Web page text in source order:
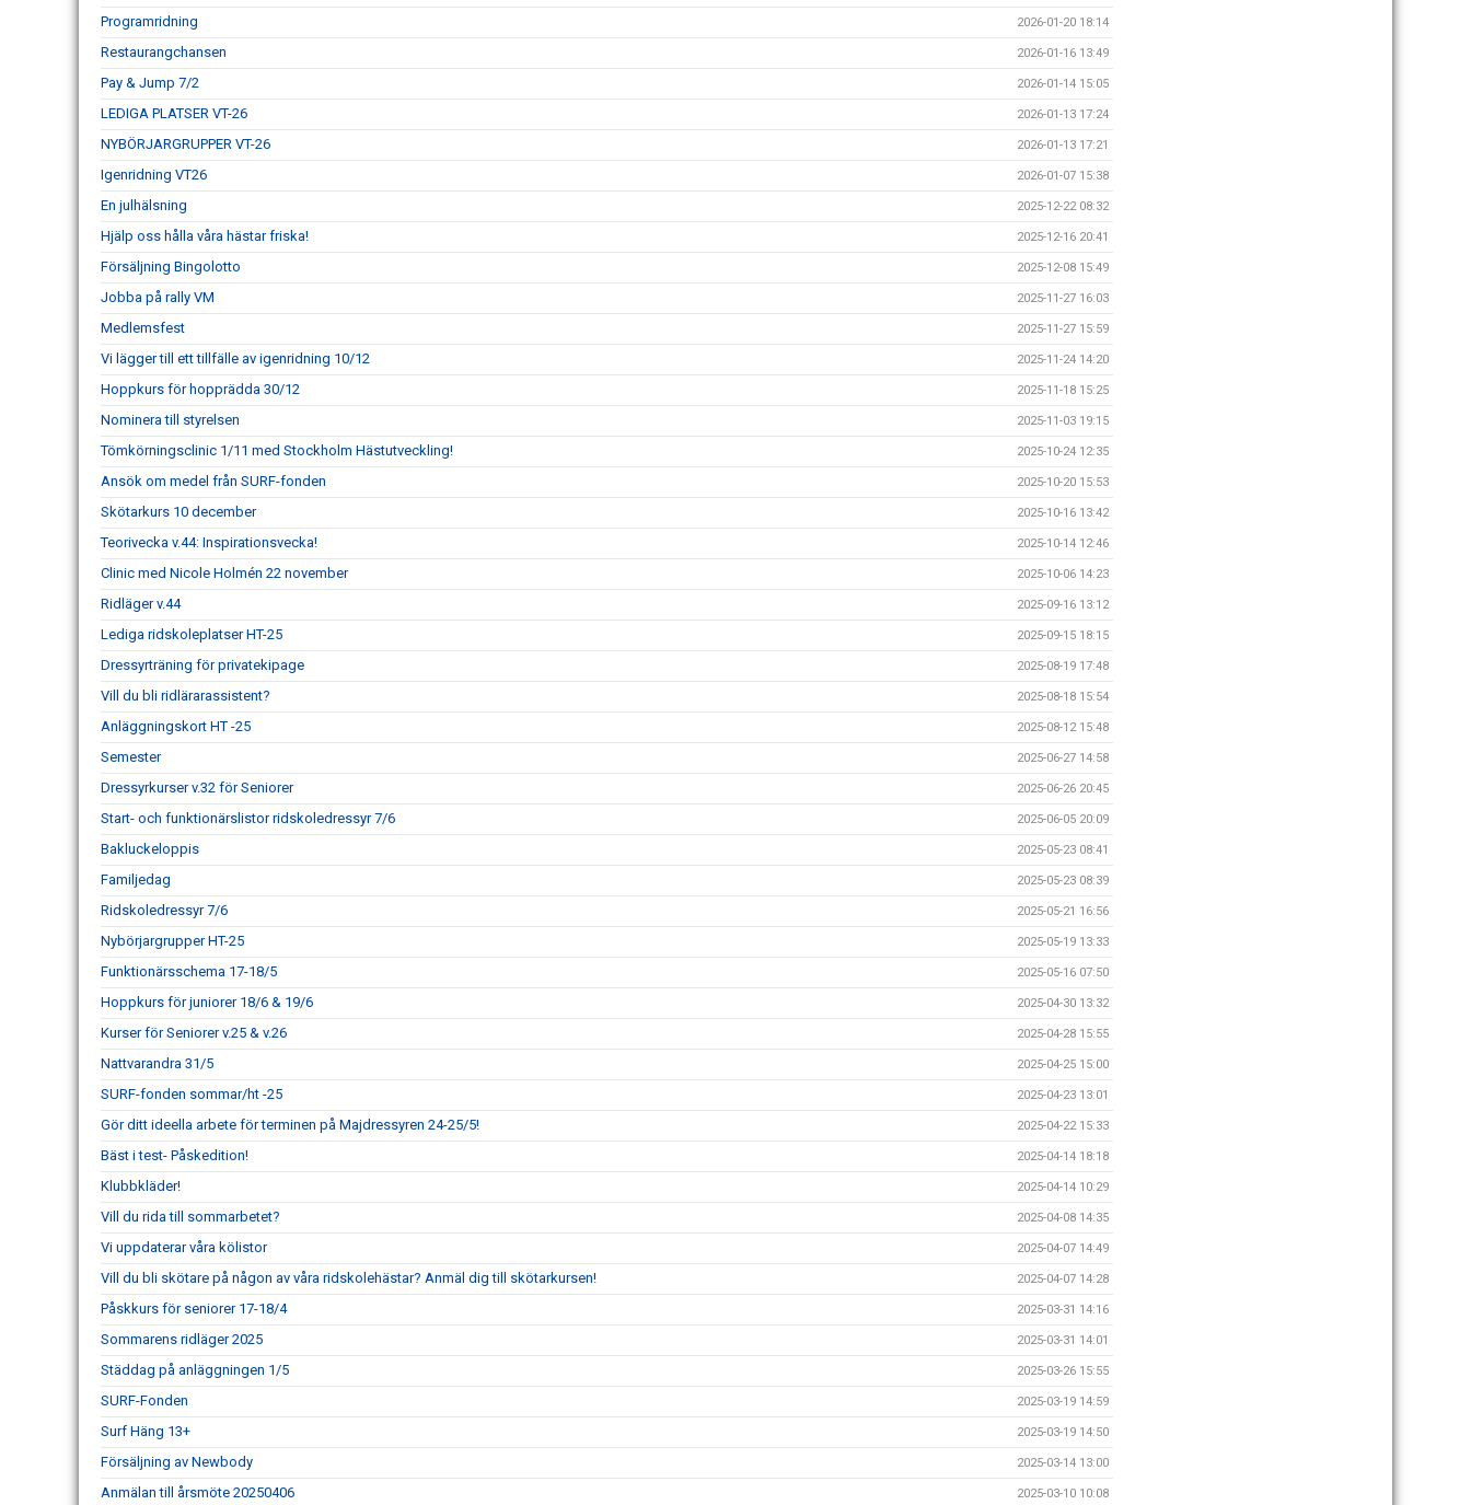
Programridning 2026-01-20 18:14
Restaurangchansen 2026-01-16 13:49
Pay & Jump 7/2 2026-01-14 15:05
LEDIGA PLATSER VT-26 2026-01-13 17:24
NYBÖRJARGRUPPER VT-26 2026-01-13 17:21
Igenridning VT26 2026-01-07 15:38
En julhälsning 2025-12-22 08:32
Hjälp oss hålla våra hästar friska! 2025-12-16 20:41
Försäljning Bingolotto 2025-12-08 15:49
Jobba på rally VM 2025-11-27 16:03
Medlemsfest 2025-11-27 15:59
Vi lägger till ett tillfälle av igenridning 10/12 2025-11-24 14:20
Hoppkurs för hopprädda 30/12 2025-11-18 15:25
Nominera till styrelsen 2025-11-03 19:15
Tömkörningsclinic 1/11 med Stockholm Hästutveckling! 2025-10-24 12:35
Ansök om medel från SURF-fonden 2025-10-20 15:53
Skötarkurs 10 december 2025-10-16 13:42
Teorivecka v.44: Inspirationsvecka! 2025-10-14 12:46
Clinic med Nicole Holmén 22 november 2025-10-06 14:23
Ridläger v.44 2025-09-16 13:12
Lediga ridskoleplatser HT-25 2025-09-15 18:15
Dressyrträning för privatekipage 2025-08-19 17:48
Vill du bli ridlärarassistent? 2025-08-18 15:54
Anläggningskort HT -25 2025-08-12 15:48
Semester 2025-06-27 14:58
Dressyrkurser v.32 för Seniorer 2025-06-26 20:45
Start- och funktionärslistor ridskoledressyr 7/6 2025-06-05 20:09
Bakluckeloppis 2025-05-23 08:41
Familjedag 2025-05-23 08:39
Ridskoledressyr 7/6 2025-05-21 16:56
Nybörjargrupper HT-25 2025-05-19 13:33
Funktionärsschema 17-18/5 2025-05-16 07:50
Hoppkurs för juniorer 18/6 & 19/6 2025-04-30 13:32
Kurser för Seniorer v.25 & v.26 2025-04-28 15:55
Nattvarandra 31/5 2025-04-25 15:00
SURF-fonden sommar/ht -25 2025-04-23 13:01
Gör ditt ideella arbete för terminen på Majdressyren 24-25/5! 2025-04-22 15:33
Bäst i test- Påskedition! 2025-04-14 18:18
Klubbkläder! 2025-04-14 10:29
Vill du rida till sommarbetet? 2025-04-08 14:35
Vi uppdaterar våra kölistor 2025-04-07 14:49
Vill du bli skötare på någon av våra ridskolehästar? Anmäl dig till skötarkursen! 2025-04-07 14:28
Påskkurs för seniorer 17-18/4 2025-03-31 14:16
Sommarens ridläger 2025 2025-03-31 14:01
Städdag på anläggningen 1/5 2025-03-26 15:55
SURF-Fonden 2025-03-19 14:59
Surf Häng 13+ 2025-03-19 14:50
Försäljning av Newbody 2025-03-14 13:00
Anmälan till årsmöte 20250406 2025-03-10 10:08